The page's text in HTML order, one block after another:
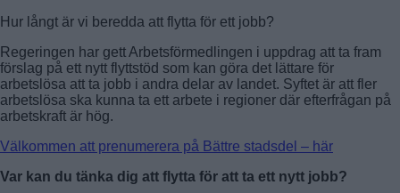
Hur långt är vi beredda att flytta för ett jobb?
Regeringen har gett Arbetsförmedlingen i uppdrag att ta fram
förslag på ett nytt flyttstöd som kan göra det lättare för
arbetslösa att ta jobb i andra delar av landet. Syftet är att fler
arbetslösa ska kunna ta ett arbete i regioner där efterfrågan på
arbetskraft är hög.
Välkommen att prenumerera på Bättre stadsdel – här
Var kan du tänka dig att flytta för att ta ett nytt jobb?